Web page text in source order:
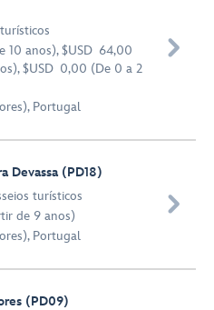
10 anos), $USD 64,00
$USD 0,00 (De 0 a 2
Portugal

Devassa (PD18)
turísticos
de 9 anos)
Portugal

(PD09)